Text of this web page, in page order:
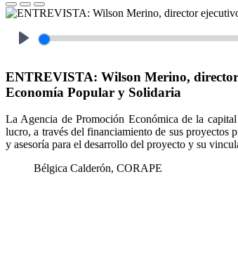
ENTREVISTA: Wilson Merino, director
Economía Popular y Solidaria
La Agencia de Promoción Económica de la
lucro, a través del financiamiento de sus proyectos
y asesoría para el desarrollo del proyecto y su
Bélgica Calderón, CORAPE